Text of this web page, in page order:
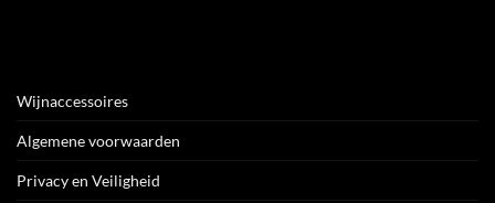
Wijnaccessoires
Algemene voorwaarden
Privacy en Veiligheid